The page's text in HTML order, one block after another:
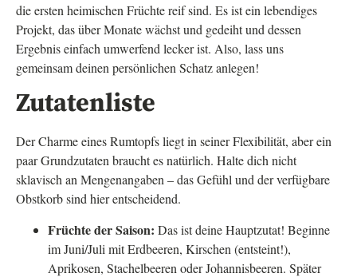
die ersten heimischen Früchte reif sind. Es ist ein lebendiges
Projekt, das über Monate wächst und gedeiht und dessen
Ergebnis einfach umwerfend lecker ist. Also, lass uns
gemeinsam deinen persönlichen Schatz anlegen!
Zutatenliste
Der Charme eines Rumtopfs liegt in seiner Flexibilität, aber ein
paar Grundzutaten braucht es natürlich. Halte dich nicht
sklavisch an Mengenangaben – das Gefühl und der verfügbare
Obstkorb sind hier entscheidend.
Früchte der Saison: Das ist deine Hauptzutat! Beginne
im Juni/Juli mit Erdbeeren, Kirschen (entsteint!),
Aprikosen, Stachelbeeren oder Johannisbeeren. Später